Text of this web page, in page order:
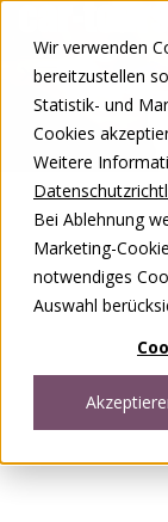
Wir verwenden
bereitzustellen
Statistik- und
Cookies
Weitere
Bei Ablehnung
Marketing-
notwendiges
Auswahl
DEFR
Open menu